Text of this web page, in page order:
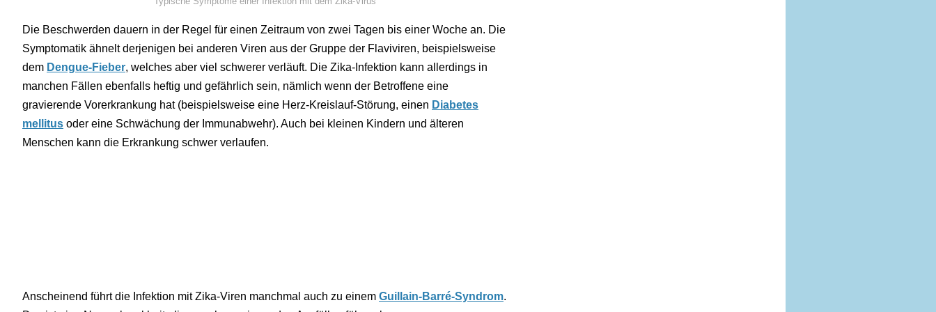
Die Beschwerden dauern in der Regel für einen Zeitraum von zwei Tagen bis einer Woche an. Die
Symptomatik ähnelt derjenigen bei anderen Viren aus der Gruppe der Flaviviren, beispielsweise
dem Dengue-Fieber, welches aber viel schwerer verläuft. Die Zika-Infektion kann allerdings in
manchen Fällen ebenfalls heftig und gefährlich sein, nämlich wenn der Betroffene eine
gravierende Vorerkrankung hat (beispielsweise eine Herz-Kreislauf-Störung, einen Diabetes
mellitus oder eine Schwächung der Immunabwehr). Auch bei kleinen Kindern und älteren
Menschen kann die Erkrankung schwer verlaufen.
Anscheinend führt die Infektion mit Zika-Viren manchmal auch zu einem Guillain-Barré-Syndrom.